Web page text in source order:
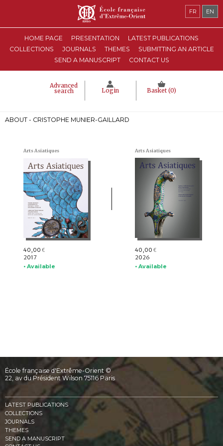
HOME PAGE PRESENTATION
LATEST PUBLICATIONS
COLLECTIONS
JOURNALS THEMES
SUBMITTING AN ARTICLE
SEND A MANUSCRIPT
CONTACT US
Advanced
search Login Basket (0)
FR EN
ABOUT - CRISTOPHE MUNIER-GAILLARD
Arts Asiatiques
40,00 €
2017
• Available
Arts Asiatiques
40,00 €
2026
• Available
École française d'Extrême-Orient ©
22, av du Président Wilson 75116 Paris
LATEST PUBLICATIONS
COLLECTIONS
JOURNALS
THEMES
SEND A MANUSCRIPT